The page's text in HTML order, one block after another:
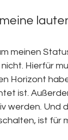
meinen
Hierfür
Horizont
ist.
werden. Und
ist für